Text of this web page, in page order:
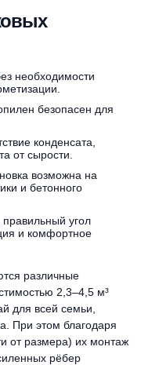
необходимости
безопасен для
конденсата,
от сырости.
возможна на
и бетонного
угол
и комфортное
различные
2,3–4,5 м³
для всей семьи,
При этом благодаря
от размера) их монтаж
рёбер